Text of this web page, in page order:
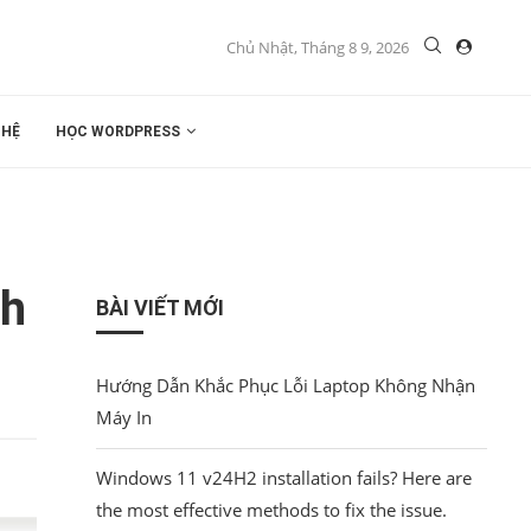
Chủ Nhật, Tháng 8 9, 2026
HỌC WORDPRESS
BÀI VIẾT MỚI
Hướng Dẫn Khắc Phục Lỗi Laptop Không Nhận
Máy In
Windows 11 v24H2 installation fails? Here are
the most effective methods to fix the issue.